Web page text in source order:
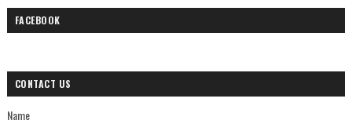
FACEBOOK
CONTACT US
Name